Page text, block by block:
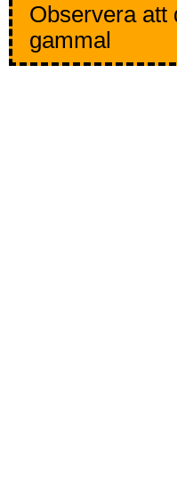
Observera att
gammal